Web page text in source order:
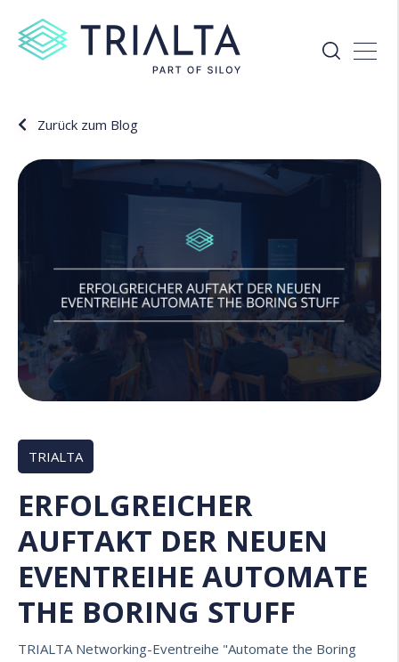
Zurück zum Blog
TRIALTA
ERFOLGREICHER
AUFTAKT DER NEUEN
EVENTREIHE AUTOMATE
THE BORING STUFF
TRIALTA Networking-Eventreihe "Automate the Boring